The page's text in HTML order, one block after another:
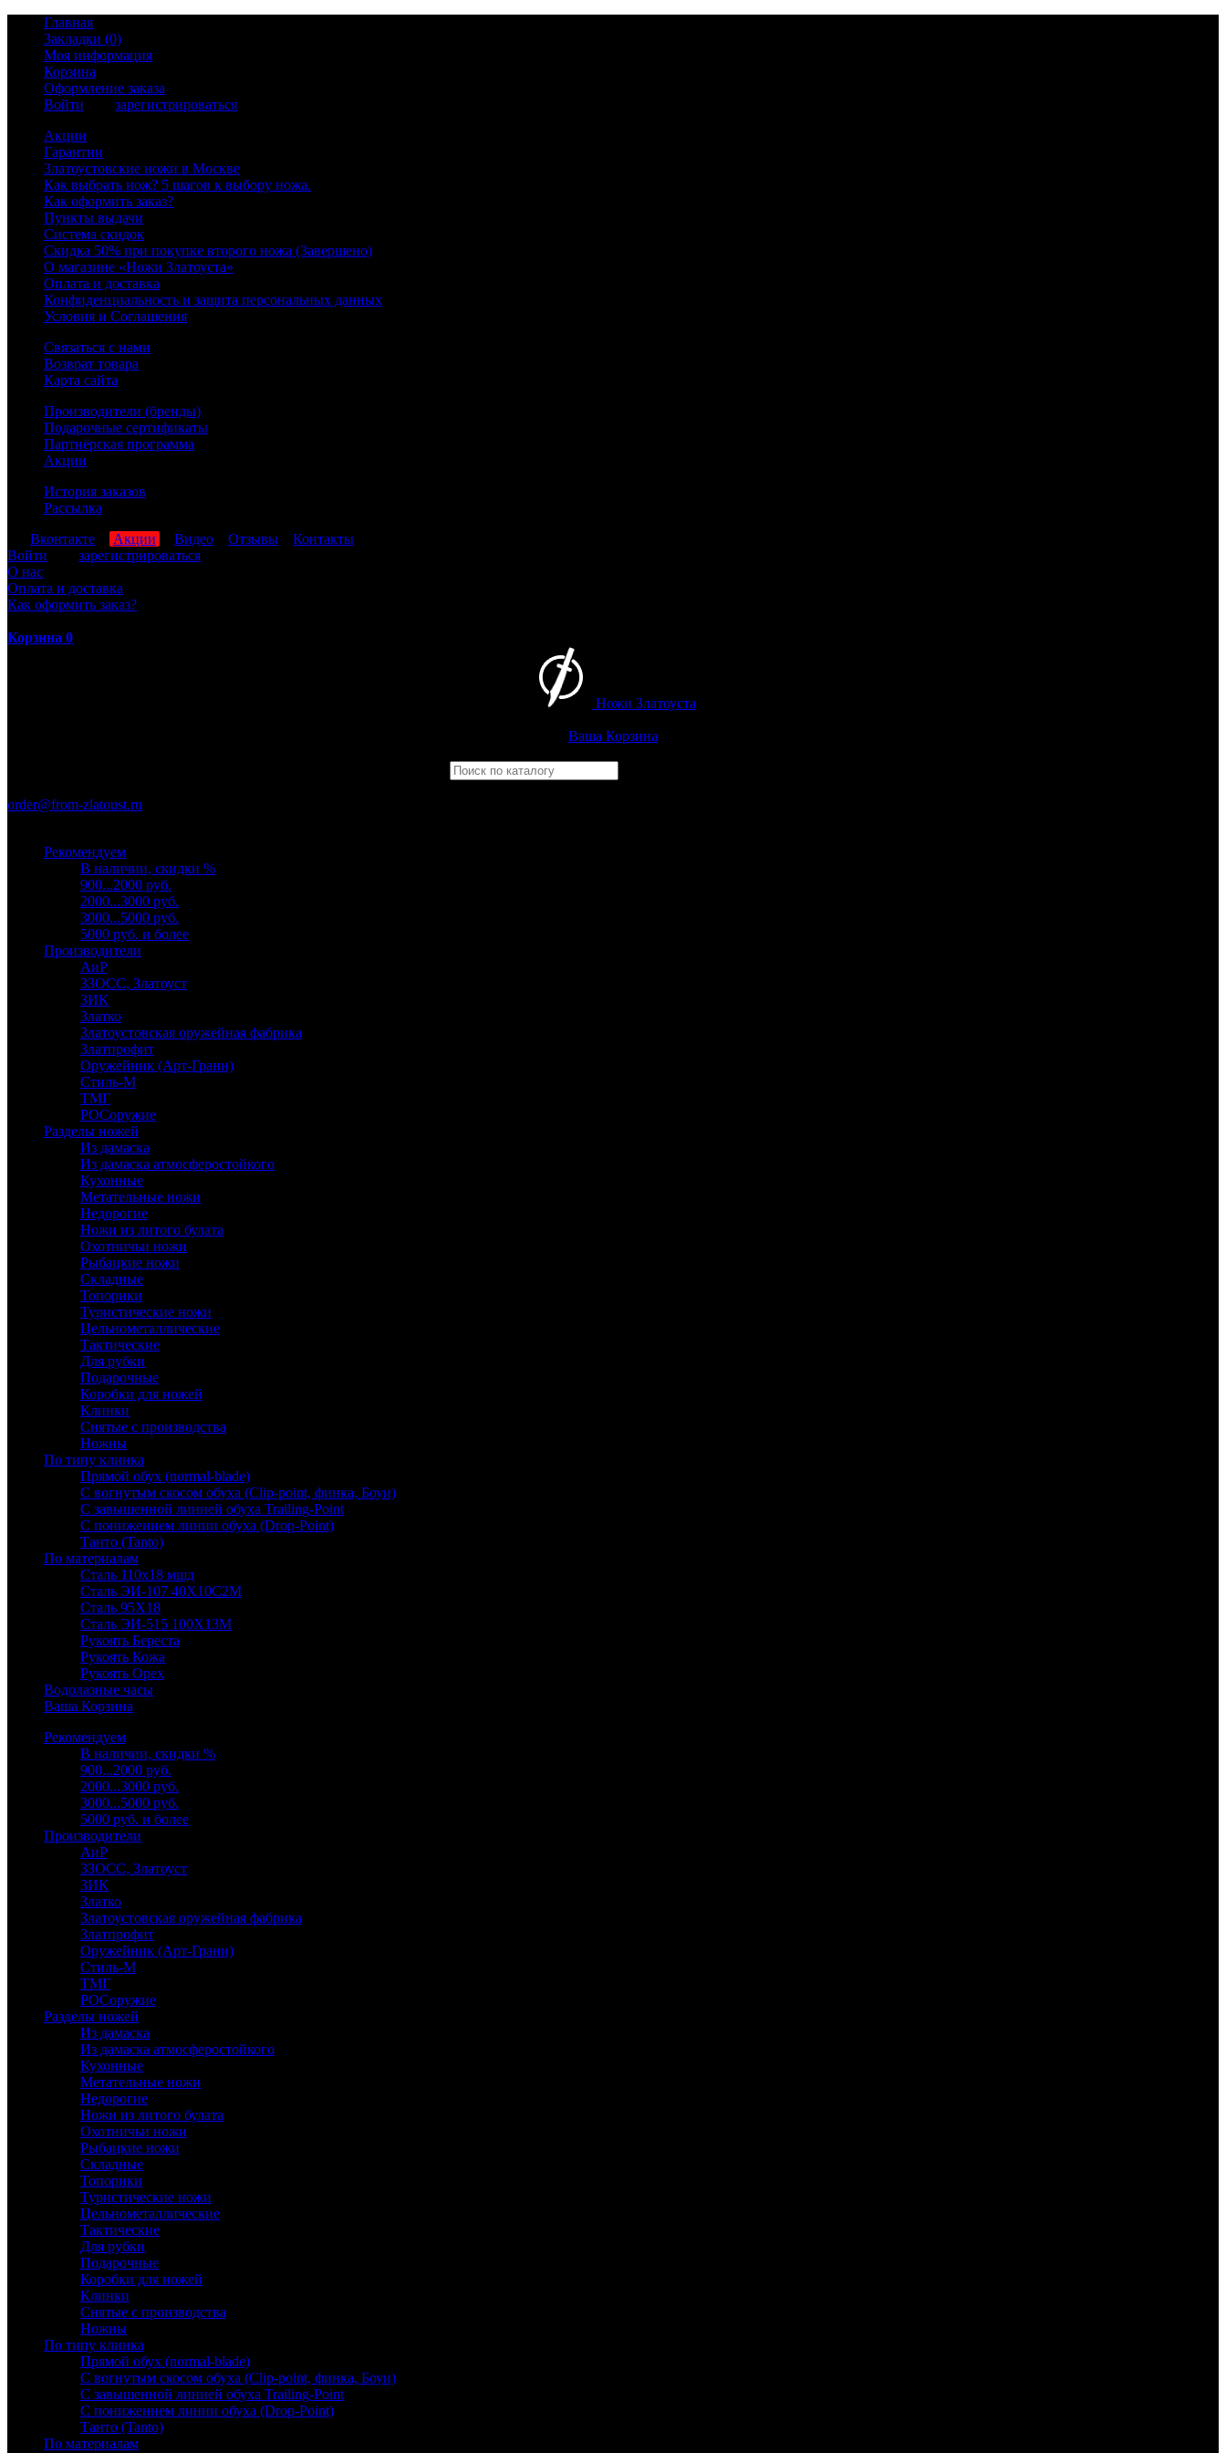
Главная
Закладки (0)
Моя информация
Корзина
Оформление заказа
Войти
зарегистрироваться
Акции
Гарантии
Златоустовские ножи в Москве
Как выбрать нож? 5 шагов к выбору ножа.
Как оформить заказ?
Пункты выдачи
Система скидок
Скидка 50% при покупке второго ножа (Завершено)
О магазине «Ножи Златоуста»
Оплата и доставка
Конфиденциальность и защита персональных данных
Условия и Соглашения
Связаться с нами
Возврат товара
Карта сайта
Производители (бренды)
Подарочные сертификаты
Партнёрская программа
Акции
История заказов
Рассылка
Вконтакте Акции Видео Отзывы
Контакты
Войти
зарегистрироваться
О нас
Оплата и доставка
Как оформить заказ?
Корзина 0
Ножи Златоуста
Ваша Корзина
order@from-zlatoust.ru
Рекомендуем
В наличии, скидки %
900...2000 руб.
2000...3000 руб.
3000...5000 руб.
5000 руб. и более
Производители
АиР
ЗЗОСС, Златоуст
ЗИК
Златко
Златоустовская оружейная фабрика
Златпрофит
Оружейник (Арт-Грани)
Стиль-М
ТМГ
РОСоружие
Разделы ножей
Из дамаска
Из дамаска атмосферостойкого
Кухонные
Метательные ножи
Недорогие
Ножи из литого булата
Охотничьи ножи
Рыбацкие ножи
Складные
Топорики
Туристические ножи
Цельнометаллические
Тактические
Для рубки
Подарочные
Коробки для ножей
Клинки
Снятые с производства
Ножны
По типу клинка
Прямой обух (normal-blade)
С вогнутым скосом обуха (Clip-point, финка, Боуи)
С завышенной линией обуха Trailing-Point
С понижением линии обуха (Drop-Point)
Танто (Tanto)
По материалам
Сталь 110х18 мшд
Сталь ЭИ-107 40Х10С2М
Сталь 95Х18
Сталь ЭИ-515 100Х13М
Рукоять Береста
Рукоять Кожа
Рукоять Орех
Водолазные часы
Ваша Корзина
Рекомендуем
В наличии, скидки %
900...2000 руб.
2000...3000 руб.
3000...5000 руб.
5000 руб. и более
Производители
АиР
ЗЗОСС, Златоуст
ЗИК
Златко
Златоустовская оружейная фабрика
Златпрофит
Оружейник (Арт-Грани)
Стиль-М
ТМГ
РОСоружие
Разделы ножей
Из дамаска
Из дамаска атмосферостойкого
Кухонные
Метательные ножи
Недорогие
Ножи из литого булата
Охотничьи ножи
Рыбацкие ножи
Складные
Топорики
Туристические ножи
Цельнометаллические
Тактические
Для рубки
Подарочные
Коробки для ножей
Клинки
Снятые с производства
Ножны
По типу клинка
Прямой обух (normal-blade)
С вогнутым скосом обуха (Clip-point, финка, Боуи)
С завышенной линией обуха Trailing-Point
С понижением линии обуха (Drop-Point)
Танто (Tanto)
По материалам